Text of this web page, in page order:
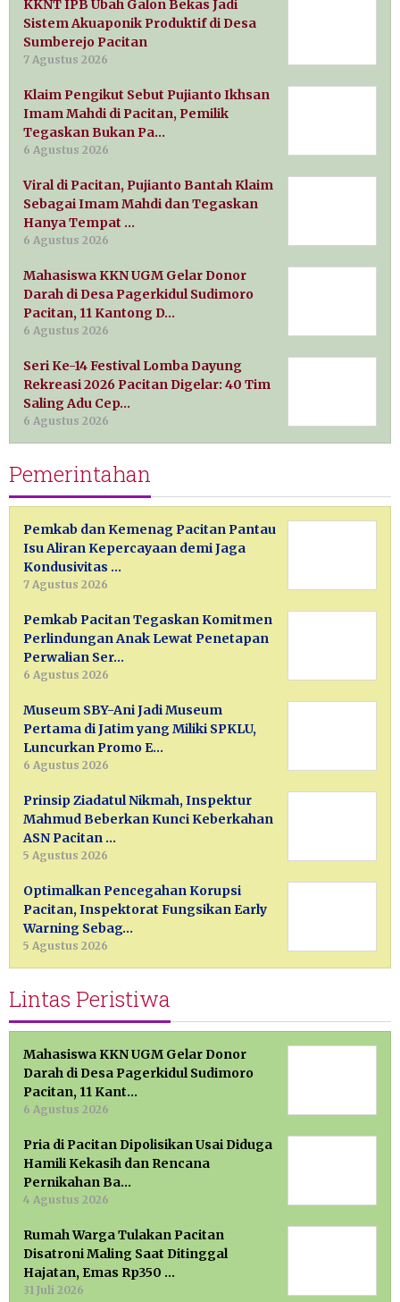
KKNT IPB Ubah Galon Bekas Jadi
Sistem Akuaponik Produktif di Desa
Sumberejo Pacitan
7 Agustus 2026
Klaim Pengikut Sebut Pujianto Ikhsan
Imam Mahdi di Pacitan, Pemilik
Tegaskan Bukan Pa…
6 Agustus 2026
Viral di Pacitan, Pujianto Bantah Klaim
Sebagai Imam Mahdi dan Tegaskan
Hanya Tempat …
6 Agustus 2026
Mahasiswa KKN UGM Gelar Donor
Darah di Desa Pagerkidul Sudimoro
Pacitan, 11 Kantong D…
6 Agustus 2026
Seri Ke-14 Festival Lomba Dayung
Rekreasi 2026 Pacitan Digelar: 40 Tim
Saling Adu Cep…
6 Agustus 2026
Pemerintahan
Pemkab dan Kemenag Pacitan Pantau
Isu Aliran Kepercayaan demi Jaga
Kondusivitas …
7 Agustus 2026
Pemkab Pacitan Tegaskan Komitmen
Perlindungan Anak Lewat Penetapan
Perwalian Ser…
6 Agustus 2026
Museum SBY-Ani Jadi Museum
Pertama di Jatim yang Miliki SPKLU,
Luncurkan Promo E…
6 Agustus 2026
Prinsip Ziadatul Nikmah, Inspektur
Mahmud Beberkan Kunci Keberkahan
ASN Pacitan …
5 Agustus 2026
Optimalkan Pencegahan Korupsi
Pacitan, Inspektorat Fungsikan Early
Warning Sebag…
5 Agustus 2026
Lintas Peristiwa
Mahasiswa KKN UGM Gelar Donor
Darah di Desa Pagerkidul Sudimoro
Pacitan, 11 Kant…
6 Agustus 2026
Pria di Pacitan Dipolisikan Usai Diduga
Hamili Kekasih dan Rencana
Pernikahan Ba…
4 Agustus 2026
Rumah Warga Tulakan Pacitan
Disatroni Maling Saat Ditinggal
Hajatan, Emas Rp350 …
31 Juli 2026